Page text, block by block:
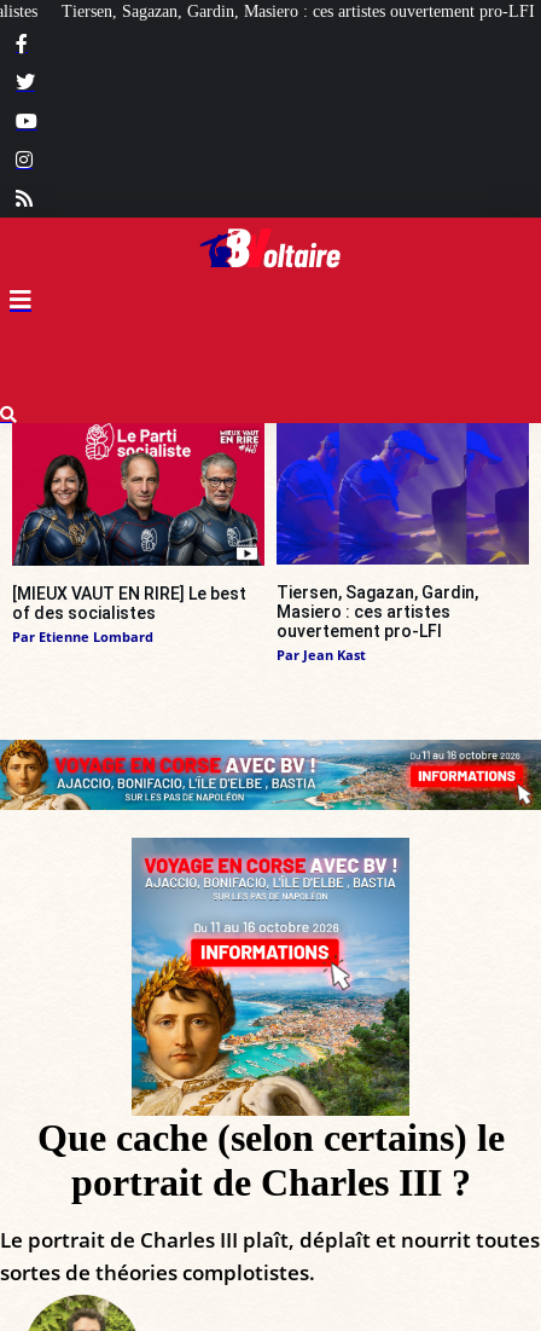
: ces artistes ouvertement pro-LFI Quand certains Marocains rêvent
[MIEUX VAUT EN RIRE] Le best
of des socialistes
Par Etienne Lombard
Tiersen, Sagazan, Gardin,
Masiero : ces artistes
ouvertement pro-LFI
Par Jean Kast
Que cache (selon certains) le
portrait de Charles III ?
Le portrait de Charles III plaît, déplaît et nourrit toutes
sortes de théories complotistes.